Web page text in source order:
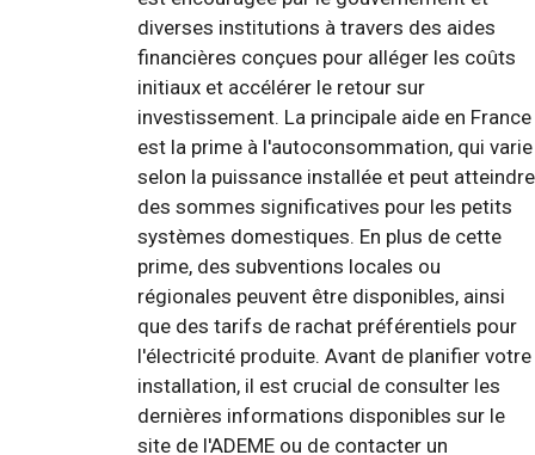
diverses institutions à travers des aides
financières conçues pour alléger les coûts
initiaux et accélérer le retour sur
investissement. La principale aide en France
est la prime à l'autoconsommation, qui varie
selon la puissance installée et peut atteindre
des sommes significatives pour les petits
systèmes domestiques. En plus de cette
prime, des subventions locales ou
régionales peuvent être disponibles, ainsi
que des tarifs de rachat préférentiels pour
l'électricité produite. Avant de planifier votre
installation, il est crucial de consulter les
dernières informations disponibles sur le
site de l'ADEME ou de contacter un